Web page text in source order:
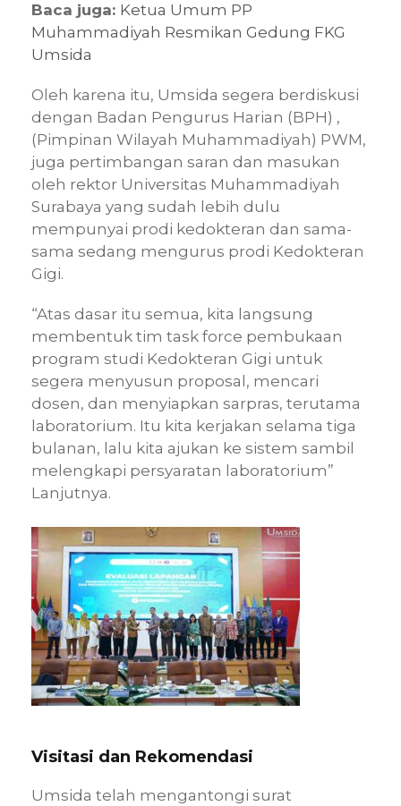
Baca juga: Ketua Umum PP
Muhammadiyah Resmikan Gedung FKG
Umsida
Oleh karena itu, Umsida segera berdiskusi
dengan Badan Pengurus Harian (BPH) ,
(Pimpinan Wilayah Muhammadiyah) PWM,
juga pertimbangan saran dan masukan
oleh rektor Universitas Muhammadiyah
Surabaya yang sudah lebih dulu
mempunyai prodi kedokteran dan sama-
sama sedang mengurus prodi Kedokteran
Gigi.
“Atas dasar itu semua, kita langsung
membentuk tim task force pembukaan
program studi Kedokteran Gigi untuk
segera menyusun proposal, mencari
dosen, dan menyiapkan sarpras, terutama
laboratorium. Itu kita kerjakan selama tiga
bulanan, lalu kita ajukan ke sistem sambil
melengkapi persyaratan laboratorium”
Lanjutnya.
Visitasi dan Rekomendasi
Umsida telah mengantongi surat